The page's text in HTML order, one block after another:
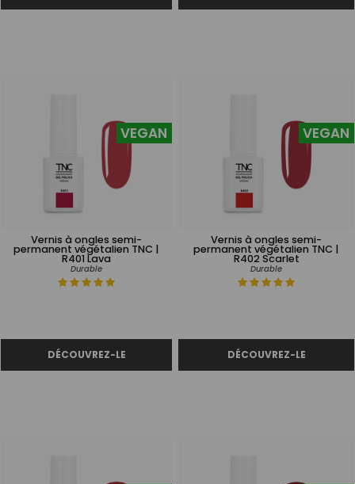
Vernis à ongles semi-
permanent végétalien TNC |
R401 Lava
Durable
VEGAN
Vernis à ongles semi-
permanent végétalien TNC |
R402 Scarlet
Durable
VEGAN